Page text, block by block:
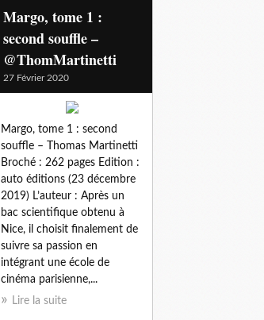
Margo, tome 1 :
second souffle –
@ThomMartinetti
27 Février 2020
Margo, tome 1 : second
souffle – Thomas Martinetti
Broché : 262 pages Edition :
auto éditions (23 décembre
2019) L’auteur : Après un
bac scientifique obtenu à
Nice, il choisit finalement de
suivre sa passion en
intégrant une école de
cinéma parisienne,...
Lire la suite